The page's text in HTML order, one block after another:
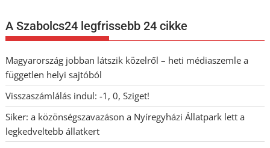
A Szabolcs24 legfrissebb 24 cikke
Magyarország jobban látszik közelről – heti médiaszemle a
független helyi sajtóból
Visszaszámlálás indul: -1, 0, Sziget!
Siker: a közönségszavazáson a Nyíregyházi Állatpark lett a
legkedveltebb állatkert